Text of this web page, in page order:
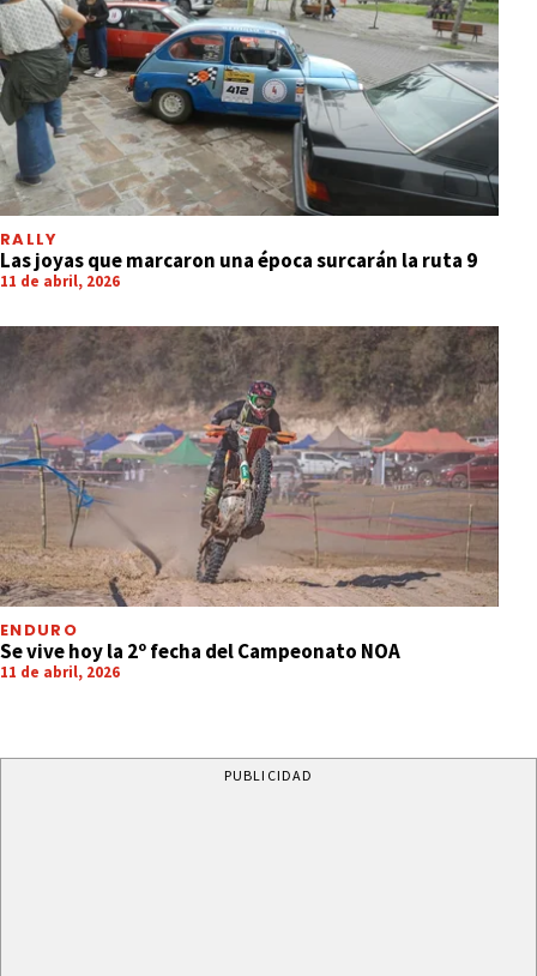
RALLY
Las joyas que marcaron una época surcarán la ruta 9
11 de abril, 2026
ENDURO
Se vive hoy la 2º fecha del Campeonato NOA
11 de abril, 2026
PUBLICIDAD